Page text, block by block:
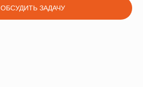
ОБСУДИТЬ ЗАДАЧУ